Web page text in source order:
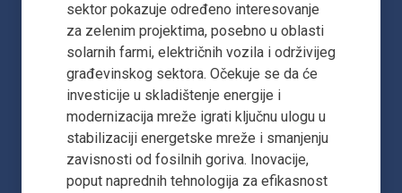
sektor pokazuje određeno interesovanje
za zelenim projektima, posebno u oblasti
solarnih farmi, električnih vozila i održivijeg
građevinskog sektora. Očekuje se da će
investicije u skladištenje energije i
modernizacija mreže igrati ključnu ulogu u
stabilizaciji energetske mreže i smanjenju
zavisnosti od fosilnih goriva. Inovacije,
poput naprednih tehnologija za efikasnost